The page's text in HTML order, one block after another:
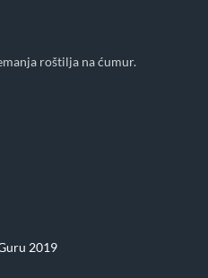
roštilja na ćumur.
2019